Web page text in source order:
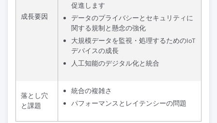
成長要因
促進します
データのプライバシーとセキュリティに
関する規制と懸念の強化
大規模データを監視・処理するためのIoT
デバイスの成長
人工知能のデジタル化と統合
落とし穴
と課題
統合の複雑さ
パフォーマンスとレイテンシーの問題